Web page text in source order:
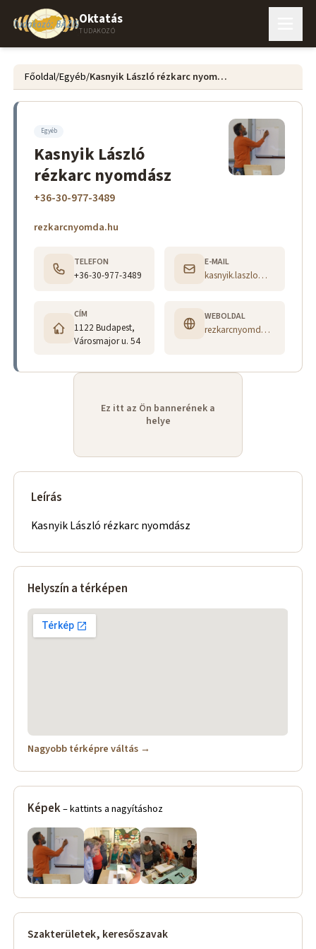
Oktatás
TUDAKOZÓ
Főoldal/Egyéb/ Kasnyik László rézkarc nyomdász
Egyéb
Kasnyik László
rézkarc nyomdász
+36-30-977-3489
rezkarcnyomda.hu
TELEFON
+36-30-977-3489
E-MAIL
kasnyik.laszlo@gmail.com
CÍM
1122 Budapest,
Városmajor u. 54
WEBOLDAL
rezkarcnyomda.hu
Ez itt az Ön bannerének a
helye
Leírás
Kasnyik László rézkarc nyomdász
Helyszín a térképen
Nagyobb térképre váltás →
Képek– kattints a nagyításhoz
Szakterületek, keresőszavak